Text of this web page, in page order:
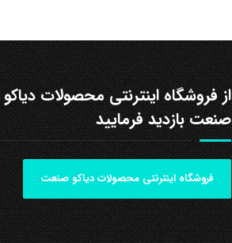
از فروشگاه اینترنتی محصولات دیاکو
صنعت بازدید فرمایید
فروشگاه اینترنتی محصولات دیاکو صنعت